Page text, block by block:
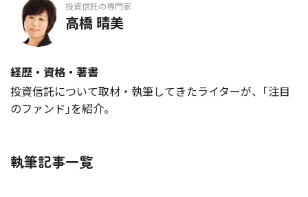
投資信託の専門家
高橋 晴美
経歴・資格・著書
投資信託について取材・執筆してきたライターが、｢注目
のファンド｣を紹介。
執筆記事一覧